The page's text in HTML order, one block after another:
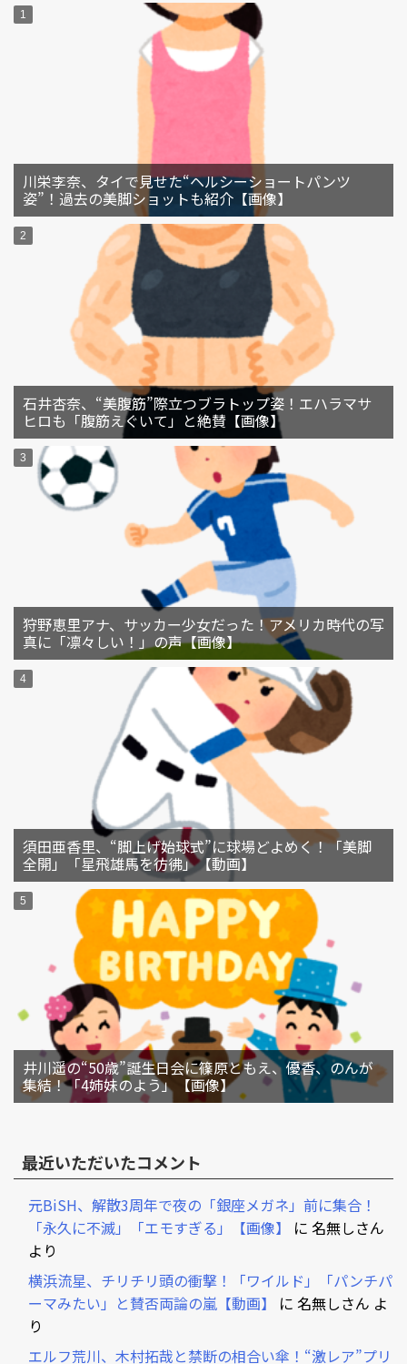
川栄李奈、タイで見せた“ヘルシーショートパンツ
姿”！過去の美脚ショットも紹介【画像】
石井杏奈、“美腹筋”際立つブラトップ姿！エハラマサ
ヒロも「腹筋えぐいて」と絶賛【画像】
狩野恵里アナ、サッカー少女だった！アメリカ時代の写
真に「凛々しい！」の声【画像】
須田亜香里、“脚上げ始球式”に球場どよめく！「美脚
全開」「星飛雄馬を彷彿」【動画】
井川遥の“50歳”誕生日会に篠原ともえ、優香、のんが
集結！「4姉妹のよう」【画像】
最近いただいたコメント
元BiSH、解散3周年で夜の「銀座メガネ」前に集合！
「永久に不滅」「エモすぎる」【画像】
に 名無しさん
より
横浜流星、チリチリ頭の衝撃！「ワイルド」「パンチパ
ーマみたい」と賛否両論の嵐【動画】
に 名無しさん よ
り
エルフ荒川、木村拓哉と禁断の相合い傘！“激レア”プリ